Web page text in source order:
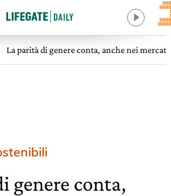
La parità di genere conta, anche nei
genere conta,